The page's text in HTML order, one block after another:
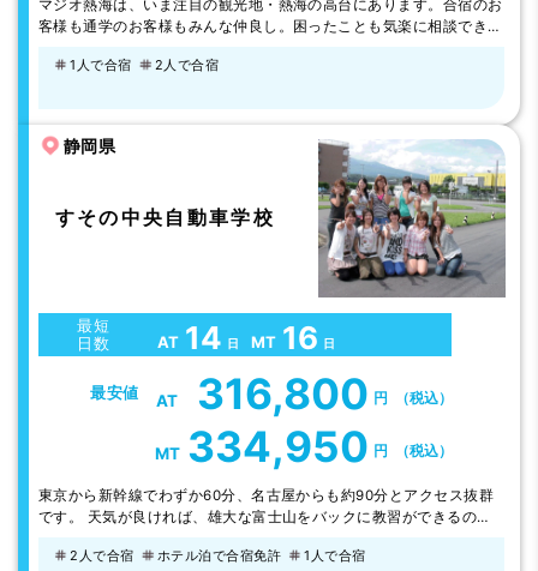
マジオ熱海は、いま注目の観光地・熱海の高台にあります。合宿のお
客様も通学のお客様もみんな仲良し。困ったことも気楽に相談できる
ポットを満喫。旅行気分を楽しみながら、運転技術が身につきます。
気！ 【開催予定】2026…
1人で合宿 2人で合宿
静岡県
すその中央自動車学校
最短
日数
AT 14 日 MT 16 日
最安値 AT 316,800 円 （税込）
MT 334,950 円 （税込）
東京から新幹線でわずか60分、名古屋からも約90分とアクセス抜群
です。 天気が良ければ、雄大な富士山をバックに教習ができるのも
ゃお！ 最寄りの裾野駅から20分程の御殿場駅からは「御殿場プレミ
2人で合宿 ホテル泊で合宿免許 1人で合宿